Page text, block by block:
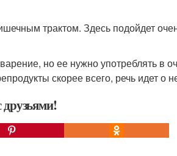
трактом. Здесь подойдет
но ее нужно употреблять в
скорее всего, речь идет о
друзьями!